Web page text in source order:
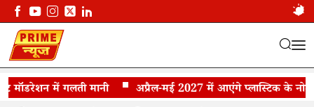
में गलती मानी अप्रैल-मई 2027 में आएंगे प्लास्टिक के नोट,
औरंगाबाद में दर्दनाक हादसा